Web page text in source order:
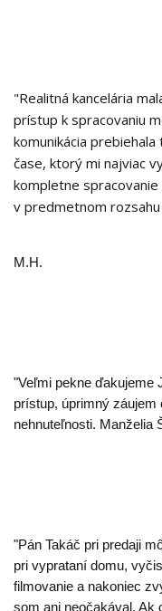
"Realitná kancelária
prístup k spracovaniu
komunikácia
čase, ktorý mi najviac
kompletne
v predmetnom
M.H.
"Veľmi pekne ďakujeme
prístup, úprimný záujem
nehnuteľnosti. Manželia
"Pán Takáč pri predaji
pri vyprataní domu,
filmovanie a nakoniec
som ani neočakával. Ak